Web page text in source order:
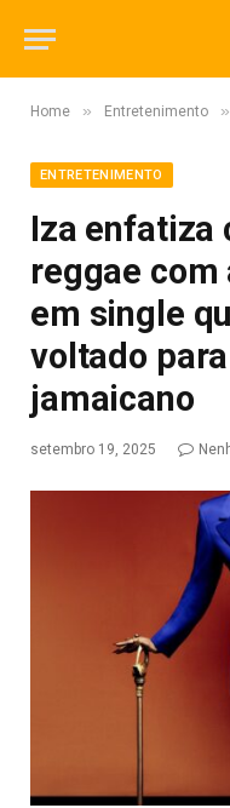
Home » Entretenimento »
ENTRETENIMENTO
Iza enfatiza
reggae
em single
voltado
jamaicano
setembro 19, 2025